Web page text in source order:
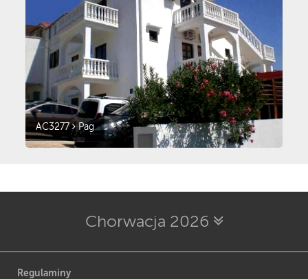
AC3277 Pag
Chorwacja 2026
Regulaminy